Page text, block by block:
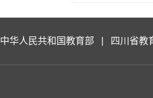
中华人民共和国教育部 四川省教